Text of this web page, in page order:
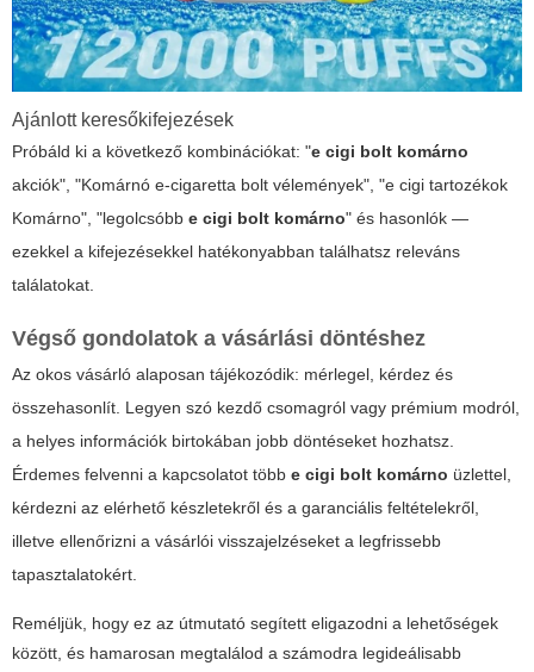
Ajánlott keresőkifejezések
Próbáld ki a következő kombinációkat: "e cigi bolt komárno
akciók", "Komárnó e-cigaretta bolt vélemények", "e cigi tartozékok
Komárno", "legolcsóbb e cigi bolt komárno" és hasonlók —
ezekkel a kifejezésekkel hatékonyabban találhatsz releváns
találatokat.
Végső gondolatok a vásárlási döntéshez
Az okos vásárló alaposan tájékozódik: mérlegel, kérdez és
összehasonlít. Legyen szó kezdő csomagról vagy prémium modról,
a helyes információk birtokában jobb döntéseket hozhatsz.
Érdemes felvenni a kapcsolatot több e cigi bolt komárno üzlettel,
kérdezni az elérhető készletekről és a garanciális feltételekről,
illetve ellenőrizni a vásárlói visszajelzéseket a legfrissebb
tapasztalatokért.
Reméljük, hogy ez az útmutató segített eligazodni a lehetőségek
között, és hamarosan megtalálod a számodra legideálisabb